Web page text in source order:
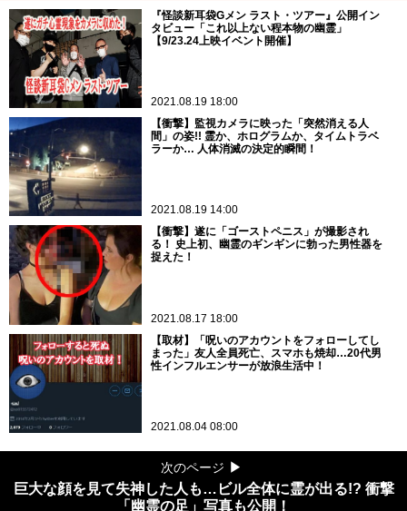
『怪談新耳袋Gメン ラスト・ツアー』公開イン
タビュー「これ以上ない程本物の幽霊」
【9/23.24上映イベント開催】
2021.08.19 18:00
【衝撃】監視カメラに映った「突然消える人
間」の姿!! 霊か、ホログラムか、タイムトラベ
ラーか… 人体消滅の決定的瞬間！
2021.08.19 14:00
【衝撃】遂に「ゴーストペニス」が撮影され
る！ 史上初、幽霊のギンギンに勃った男性器を
捉えた！
2021.08.17 18:00
【取材】「呪いのアカウントをフォローしてし
まった」友人全員死亡、スマホも焼却…20代男
性インフルエンサーが放浪生活中！
2021.08.04 08:00
次のページ
巨大な顔を見て失神した人も…ビル全体に霊が出る!? 衝撃
「幽霊の足」写真も公開！